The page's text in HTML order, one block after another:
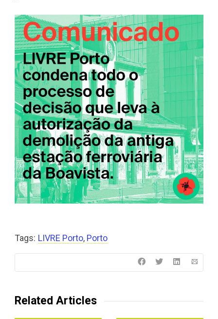
Tags: LIVRE Porto, Porto
Related Articles